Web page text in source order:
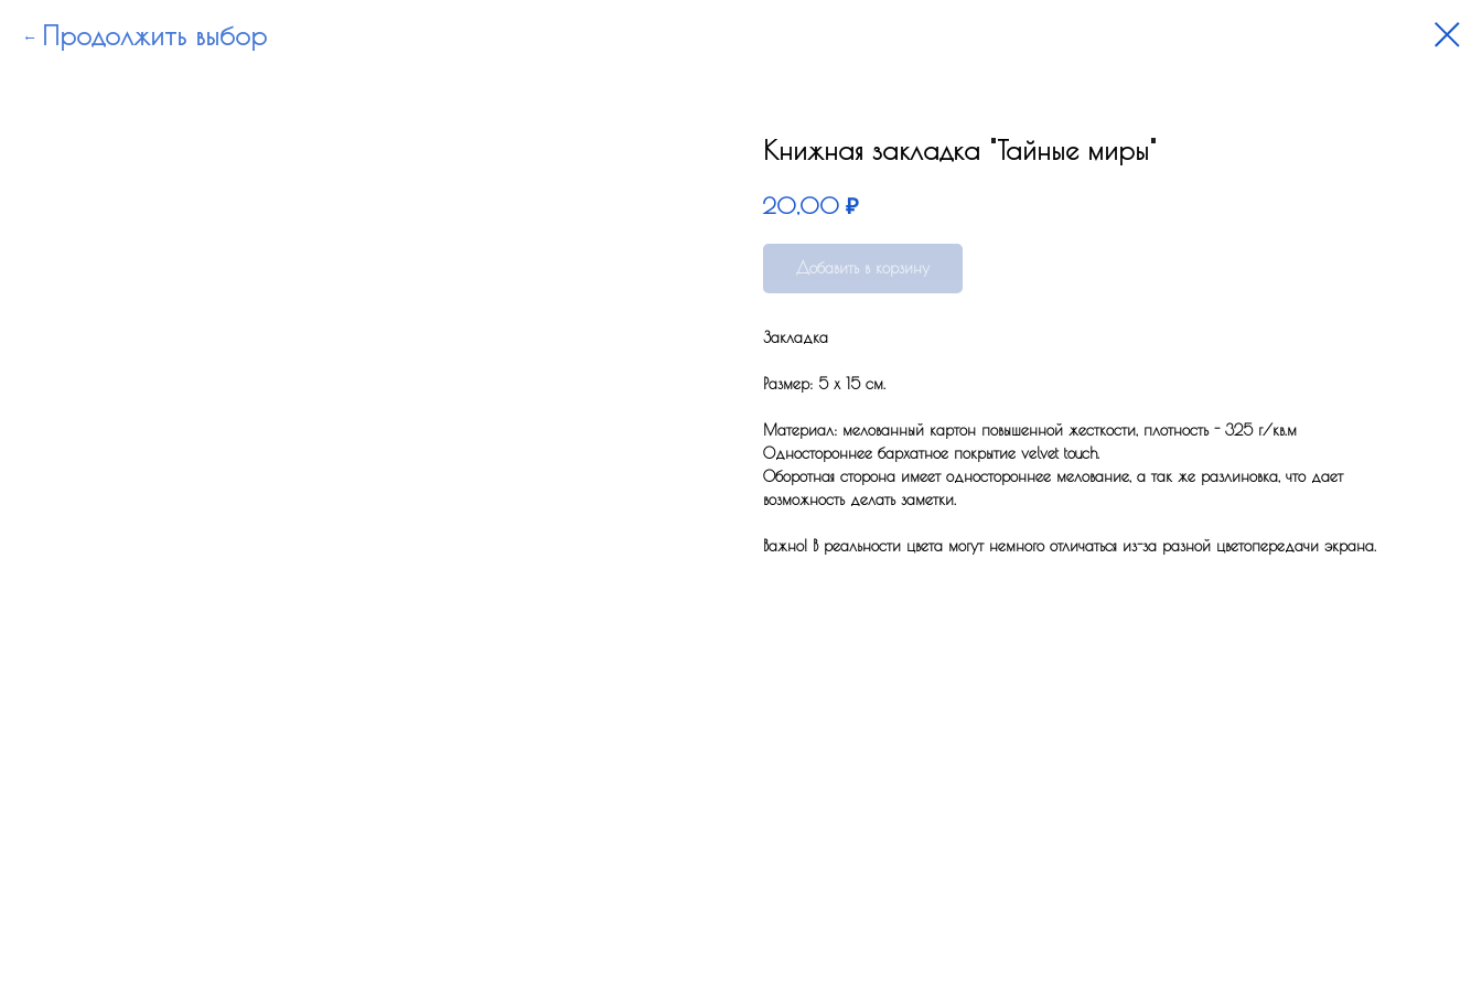
Продолжить выбор
Книжная закладка "Тайные миры"
20,00 ₽
Добавить в корзину
Закладка
Размер: 5 x 15 см.
Материал: мелованный картон повышенной жесткости, плотность - 325 г/кв.м
Одностороннее бархатное покрытие velvet touch.
Оборотная сторона имеет одностороннее мелование, а так же разлиновка, что дает
возможность делать заметки.
Важно! В реальности цвета могут немного отличаться из-за разной цветопередачи экрана.